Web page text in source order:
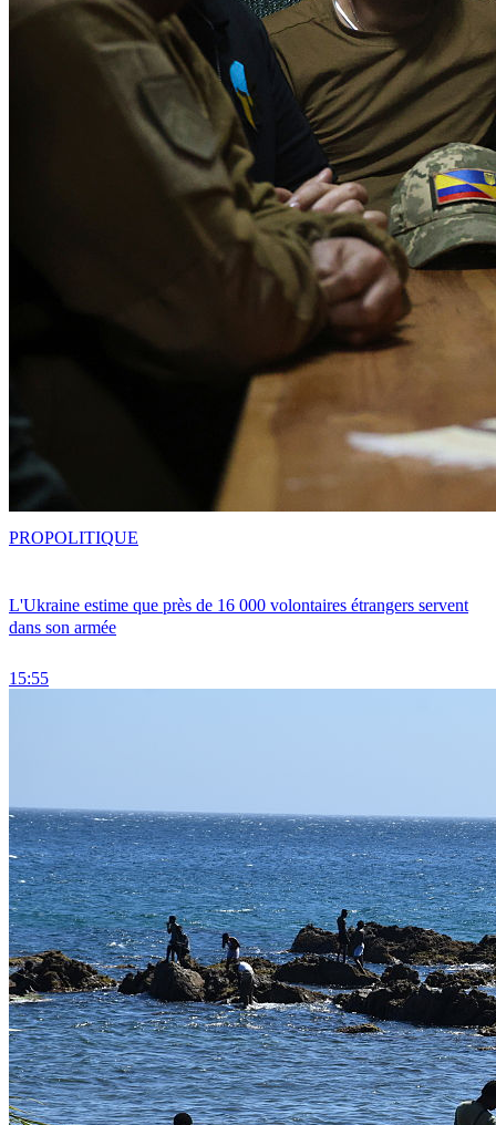
L'Ukraine estime que près de 16 000 volontaires étrangers servent
dans son armée
15:55
PROPOLITIQUE